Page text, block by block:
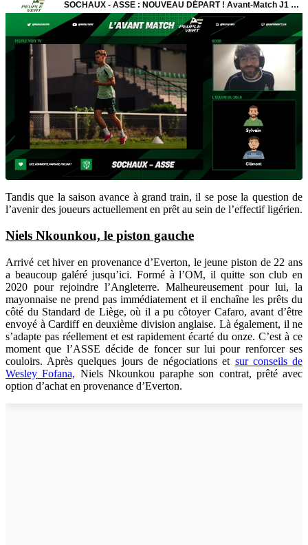
Tandis que la saison avance à grand train, il se pose la question de
l’avenir des joueurs actuellement en prêt au sein de l’effectif ligérien.
Niels Nkounkou, le piston gauche
Arrivé cet hiver en provenance d’Everton, le jeune piston de 22 ans
a beaucoup galéré jusqu’ici. Formé à l’OM, il quitte son club en
2020 pour rejoindre l’Angleterre. Malheureusement pour lui, la
mayonnaise ne prend pas immédiatement et il enchaîne les prêts du
côté du Standard de Liège, où il a pu côtoyer Cafaro, avant d’être
envoyé à Cardiff en deuxième division anglaise. Là également, il ne
s’adapte pas réellement et est rapidement écarté du onze. C’est à ce
moment que l’ASSE décide de foncer sur lui pour renforcer ses
couloirs. Après quelques jours de négociations et sur conseils de
Wesley Fofana, Niels Nkounkou paraphe son contrat, prêté avec
option d’achat en provenance d’Everton.